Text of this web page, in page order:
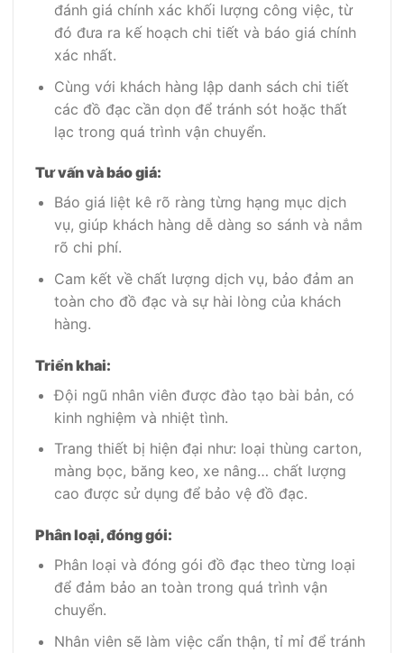
đánh giá chính xác khối lượng công việc, từ
đó đưa ra kế hoạch chi tiết và báo giá chính
xác nhất.
Cùng với khách hàng lập danh sách chi tiết
các đồ đạc cần dọn để tránh sót hoặc thất
lạc trong quá trình vận chuyển.
Tư vấn và báo giá:
Báo giá liệt kê rõ ràng từng hạng mục dịch
vụ, giúp khách hàng dễ dàng so sánh và nắm
rõ chi phí.
Cam kết về chất lượng dịch vụ, bảo đảm an
toàn cho đồ đạc và sự hài lòng của khách
hàng.
Triển khai:
Đội ngũ nhân viên được đào tạo bài bản, có
kinh nghiệm và nhiệt tình.
Trang thiết bị hiện đại như: loại thùng carton,
màng bọc, băng keo, xe nâng… chất lượng
cao được sử dụng để bảo vệ đồ đạc.
Phân loại, đóng gói:
Phân loại và đóng gói đồ đạc theo từng loại
để đảm bảo an toàn trong quá trình vận
chuyển.
Nhân viên sẽ làm việc cẩn thận, tỉ mỉ để tránh